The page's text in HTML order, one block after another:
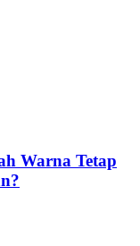
Warna Tetap